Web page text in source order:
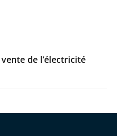
de l’électricité